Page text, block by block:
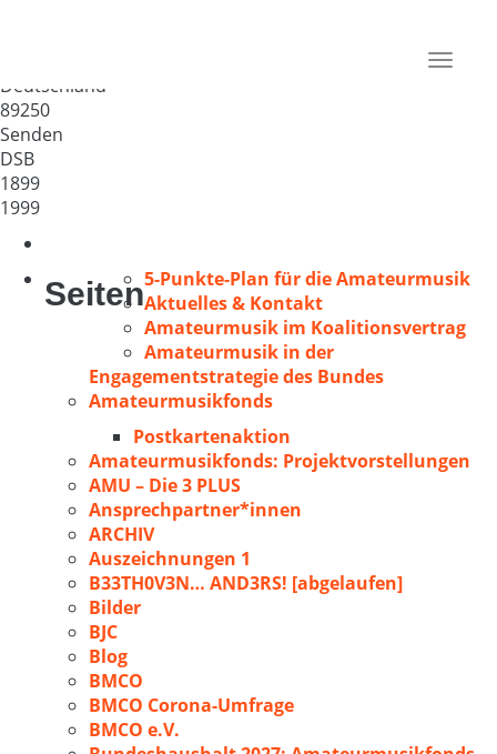
Toggle
Deutschland
89250
Senden
DSB
1899
1999
Seiten5-Punkte-Plan für die Amateurmusik
Aktuelles & Kontakt
Amateurmusik im Koalitionsvertrag
Amateurmusik in der
Engagementstrategie des Bundes
Amateurmusikfonds
Postkartenaktion
Amateurmusikfonds: Projektvorstellungen
AMU – Die 3 PLUS
Ansprechpartner*innen
ARCHIV
Auszeichnungen 1
B33TH0V3N… AND3RS! [abgelaufen]
Bilder
BJC
Blog
BMCO
BMCO Corona-Umfrage
BMCO e.V.